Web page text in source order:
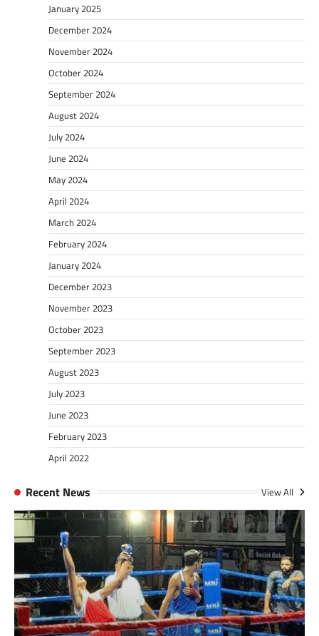
January 2025
December 2024
November 2024
October 2024
September 2024
August 2024
July 2024
June 2024
May 2024
April 2024
March 2024
February 2024
January 2024
December 2023
November 2023
October 2023
September 2023
August 2023
July 2023
June 2023
February 2023
April 2022
Recent News View All